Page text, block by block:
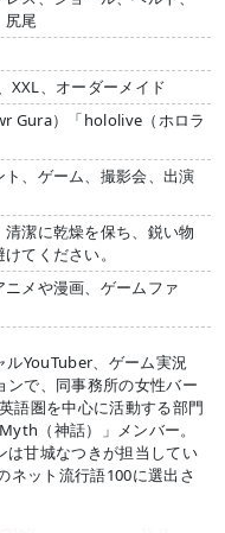
尻尾
XXL、オーダーメイド
Gura）「hololive（ホロラ
、ゲーム、撮影会、出演
潔に乾燥を保ち、鋭い物
てください。
メや漫画、ゲームファ
YouTuber、ゲーム実況
で、同事務所の女性バー
語圏を中心に活動する部門
（神話）」メンバー。
は甘城なつきが担当してい
ネット流行語100に選出さ